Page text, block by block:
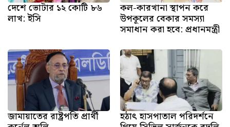
দেশে ভোটার ১২ কোটি ৮৬
লাখ: ইসি
কল-কারখানা স্থাপন করে
উপকূলের বেকার সমস্যা
সমাধান করা হবে: প্রধানমন্ত্রী
জামায়াতের রাষ্ট্রপতি প্রার্থী হঠাৎ হাসপাতাল পরিদর্শনে